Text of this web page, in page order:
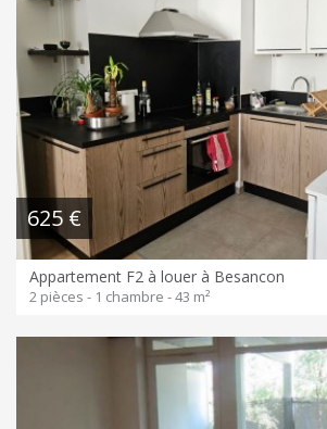
625 €
Appartement F2 à louer à Besancon
2 pièces - 1 chambre - 43 m²